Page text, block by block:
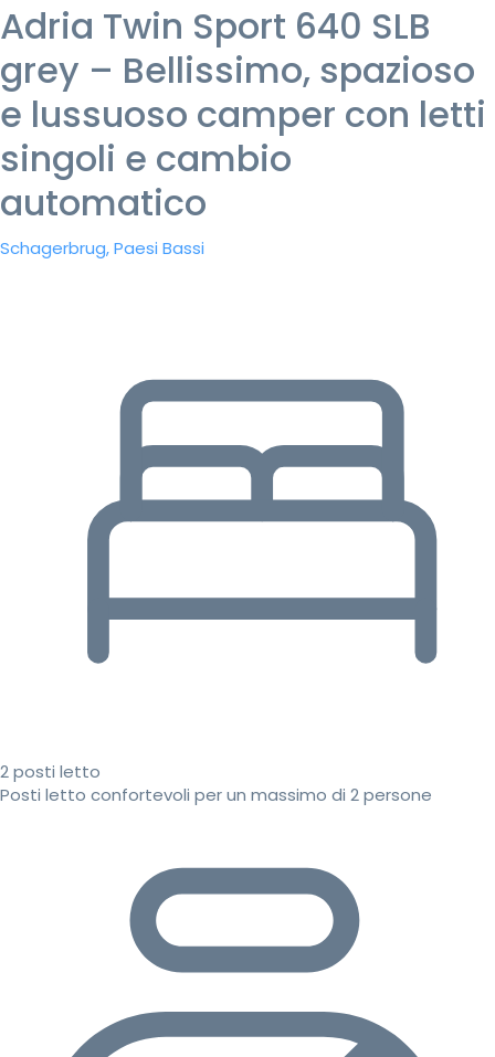
Adria Twin Sport 640 SLB
grey – Bellissimo, spazioso
e lussuoso camper con letti
singoli e cambio
automatico
Schagerbrug, Paesi Bassi
2 posti letto
Posti letto confortevoli per un massimo di 2 persone